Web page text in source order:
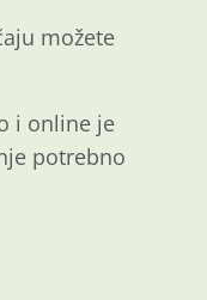
možete
i online je
potrebno